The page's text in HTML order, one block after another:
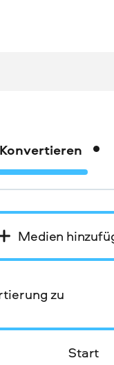
Konvertieren
Medien
zu
Start